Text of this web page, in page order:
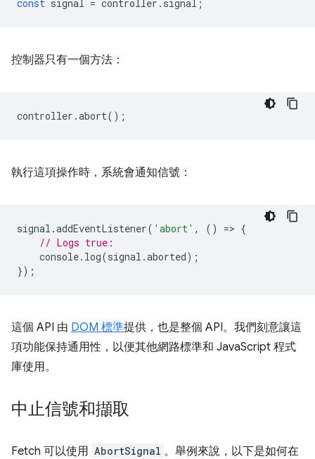
const signal = controller . signal ;
控制器只有一個方法：
controller .abort();
執行這項操作時，系統會通知信號：
signal .addEventListener( 'abort' , () => {
// Logs true:
console. log(signal .aborted);
});
這個 API 由 DOM 標準提供，也是整個 API。我們刻意讓這
項功能保持通用性，以便其他網路標準和 JavaScript 程式
庫使用。
中止信號和擷取
Fetch 可以使用 AbortSignal 。舉例來說，以下是如何在